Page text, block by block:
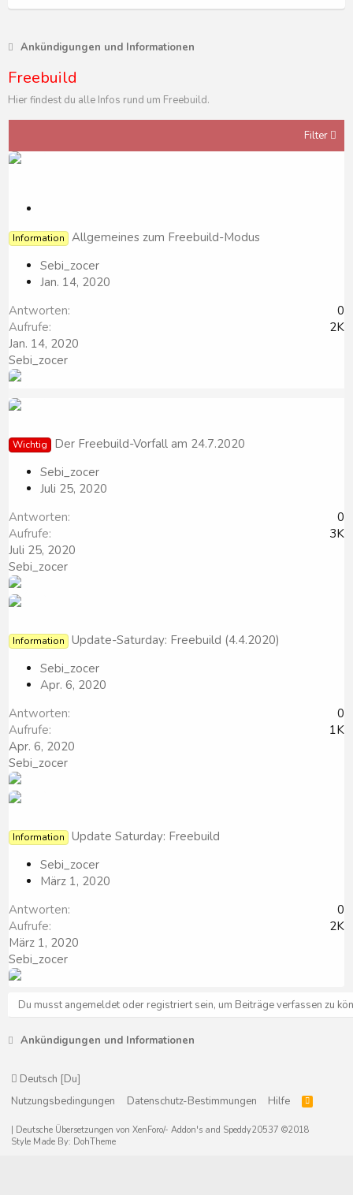
Ankündigungen und Informationen
Freebuild
Hier findest du alle Infos rund um Freebuild.
Filter
c
h
t
i
g
Information
Allgemeines zum Freebuild-Modus
Sebi_zocer
Jan. 14, 2020
Antworten
0
Aufrufe
2K
Jan. 14, 2020
Sebi_zocer
Wichtig
Der Freebuild-Vorfall am 24.7.2020
Sebi_zocer
Juli 25, 2020
Antworten
0
Aufrufe
3K
Juli 25, 2020
Sebi_zocer
Information
Update-Saturday: Freebuild (4.4.2020)
Sebi_zocer
Apr. 6, 2020
Antworten
0
Aufrufe
1K
Apr. 6, 2020
Sebi_zocer
Information
Update Saturday: Freebuild
Sebi_zocer
März 1, 2020
Antworten
0
Aufrufe
2K
März 1, 2020
Sebi_zocer
Du musst angemeldet oder registriert sein, um Beiträge verfassen zu
Ankündigungen und Informationen
Deutsch [Du]
Nutzungsbedingungen
Datenschutz-Bestimmungen Hilfe
R
S
Deutsche Übersetzungen von XenForo/- Addon's and Speddy20537 ©2018
Style Made By: DohTheme